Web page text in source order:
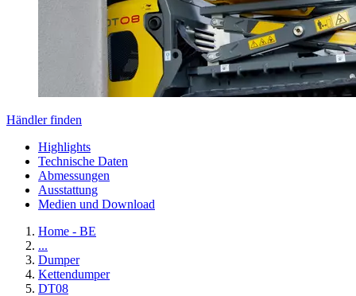
Händler finden
Highlights
Technische Daten
Abmessungen
Ausstattung
Medien und Download
Home - BE
...
Dumper
Kettendumper
DT08